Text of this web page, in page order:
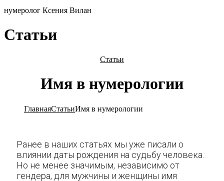
нумеролог Ксения Вилан
Статьи
Статьи
Имя в нумерологии
ГлавнаяСтатьиИмя в нумерологии
Ранее в наших статьях мы уже писали о
влиянии даты рождения на судьбу человека.
Но не менее значимым, независимо от
гендера, для мужчины и женщины имя